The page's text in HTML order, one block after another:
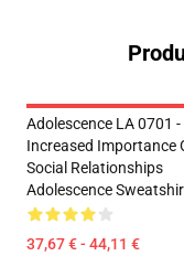
Adolescence LA 0701 -
Increased Importance
Social Relationships
Adolescence
37,67 € - 44,11 €